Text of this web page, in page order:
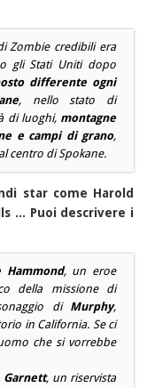
Zombie credibili era
gli Stati Uniti dopo
differente ogni
, nello stato di
di luoghi, montagne
e campi di grano,
centro di Spokane.
star come Harold
... Puoi descrivere i
Hammond, un eroe
della missione di
di Murphy,
in California. Se ci
che si vorrebbe
Garnett, un riservista